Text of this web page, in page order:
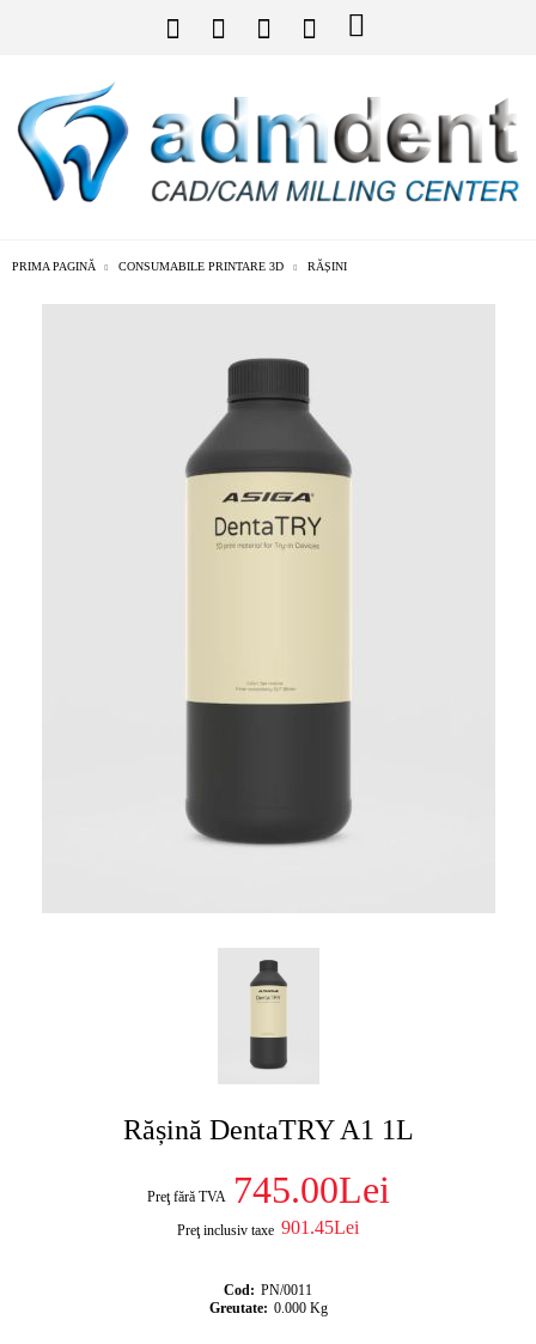
PRIMA PAGINĂ CONSUMABILE PRINTARE 3D RĂȘINI
Rășină DentaTRY A1 1L
Preţ fără TVA 745.00Lei
Preţ inclusiv taxe 901.45Lei
Cod: PN/0011
Greutate: 0.000 Kg